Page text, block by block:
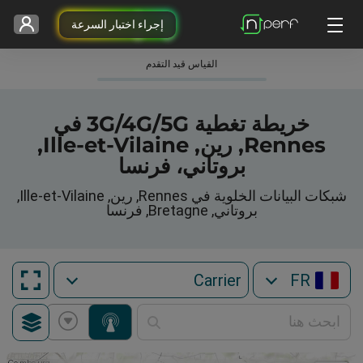
إجراء اختبار السرعة
القياس قيد التقدم
خريطة تغطية 3G/4G/5G في
Rennes, رين, Ille-et-Vilaine,
بروتاني، فرنسا
شبكات البيانات الخلوية في Rennes, رين, Ille-et-Vilaine,
بروتاني, Bretagne, فرنسا
FR